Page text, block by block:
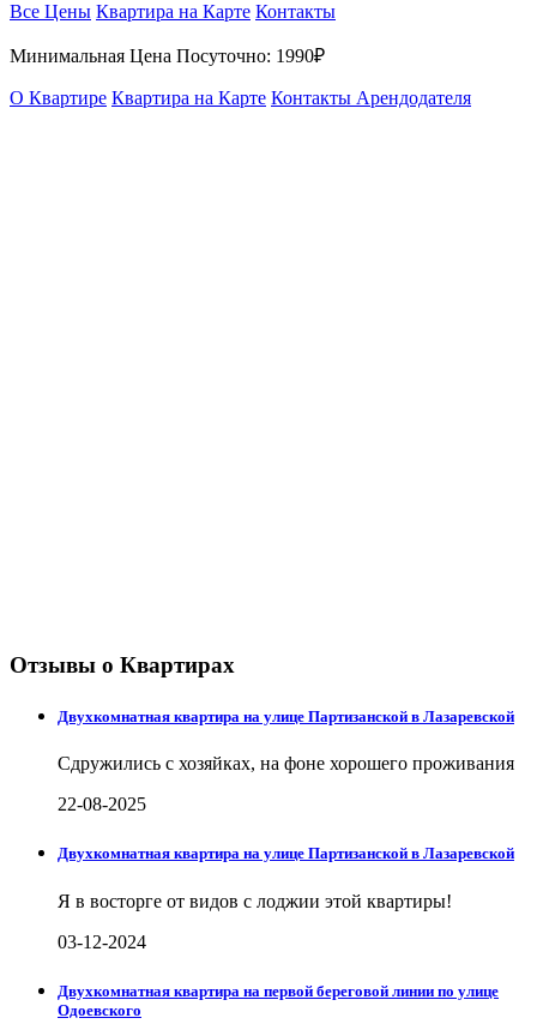
Все Цены Квартира на Карте Контакты
Минимальная Цена Посуточно: 1990₽
О Квартире Квартира на Карте Контакты Арендодателя
Отзывы о Квартирах
Двухкомнатная квартира на улице Партизанской в Лазаревской
Сдружились с хозяйках, на фоне хорошего проживания
22-08-2025
Двухкомнатная квартира на улице Партизанской в Лазаревской
Я в восторге от видов с лоджии этой квартиры!
03-12-2024
Двухкомнатная квартира на первой береговой линии по улице
Одоевского